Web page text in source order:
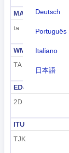
Deutsch
Português
Italiano
日本語
Indonesian
MARC
ta
WMO
TA
EDGAR
2D
ITU
TJK